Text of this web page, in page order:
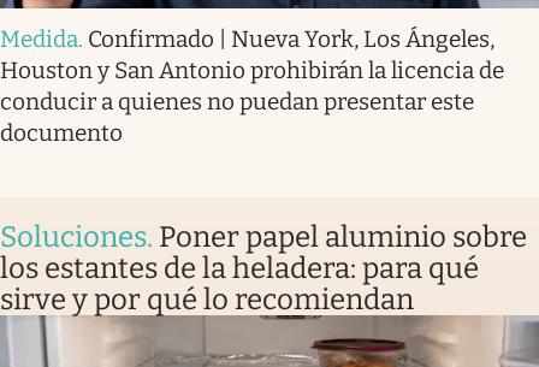
Medida. Confirmado | Nueva York, Los Ángeles,
Houston y San Antonio prohibirán la licencia de
conducir a quienes no puedan presentar este
documento
Soluciones. Poner papel aluminio sobre
los estantes de la heladera: para qué
sirve y por qué lo recomiendan